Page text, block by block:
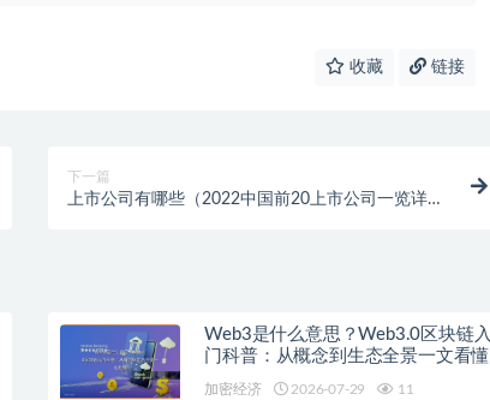
收藏 链接
下一篇
上市公司有哪些（2022中国前20上市公司一览详
Web3是什么意思？Web3.0区块链入
门科普：从概念到生态全景一文看懂
加密经济 2026-07-29 11